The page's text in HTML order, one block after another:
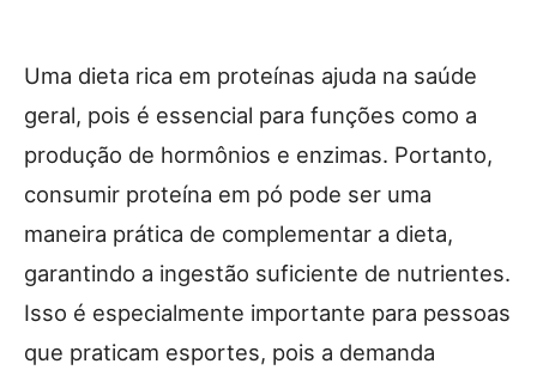
Uma dieta rica em proteínas ajuda na saúde
geral, pois é essencial para funções como a
produção de hormônios e enzimas. Portanto,
consumir proteína em pó pode ser uma
maneira prática de complementar a dieta,
garantindo a ingestão suficiente de nutrientes.
Isso é especialmente importante para pessoas
que praticam esportes, pois a demanda